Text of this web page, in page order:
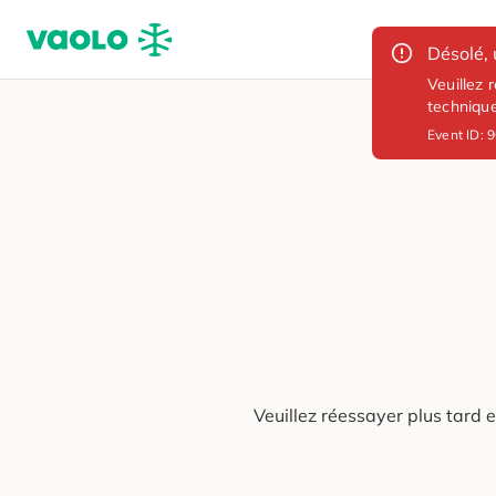
Désolé,
Veuillez
Event ID:
Veuillez réessayer plus tard